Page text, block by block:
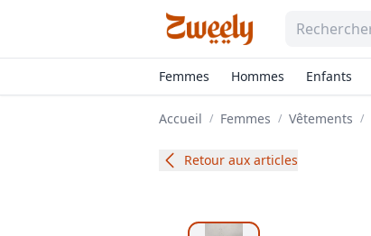
Femmes Hommes Enfants
Accueil / Femmes / Vêtements /
Retour aux articles